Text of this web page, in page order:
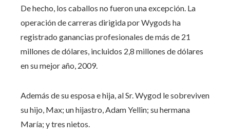
De hecho, los caballos no fueron una excepción. La
operación de carreras dirigida por Wygods ha
registrado ganancias profesionales de más de 21
millones de dólares, incluidos 2,8 millones de dólares
en su mejor año, 2009.
Además de su esposa e hija, al Sr. Wygod le sobreviven
su hijo, Max; un hijastro, Adam Yellin; su hermana
María; y tres nietos.